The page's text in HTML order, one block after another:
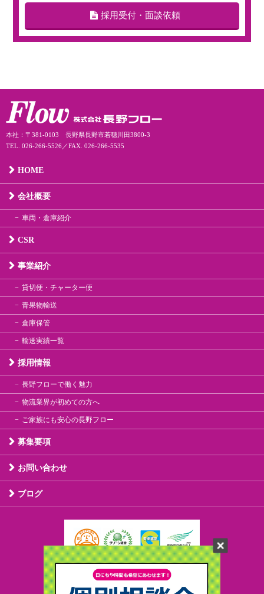
採用受付・面談依頼
本社：〒381-0103 長野県長野市若穂川田3800-3
TEL. 026-266-5526／FAX. 026-266-5535
HOME
会社概要
車両・倉庫紹介
CSR
事業紹介
貸切便・チャーター便
青果物輸送
倉庫保管
輸送実績一覧
採用情報
長野フローで働く魅力
物流業界が初めての方へ
ご家族にも安心の長野フロー
募集要項
お問い合わせ
ブログ